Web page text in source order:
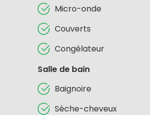
Micro-onde
Couverts
Congélateur
Salle de bain
Baignoire
Sèche-cheveux